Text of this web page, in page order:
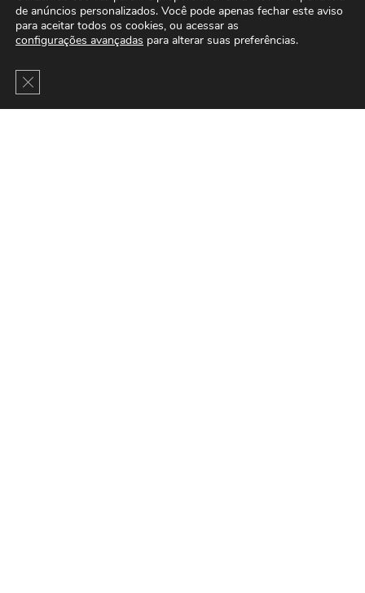
de anúncios personalizados. Você pode apenas fechar este aviso
para aceitar todos os cookies, ou acessar as
configurações avançadas para alterar suas preferências.
Close GDPR Cookie Banner